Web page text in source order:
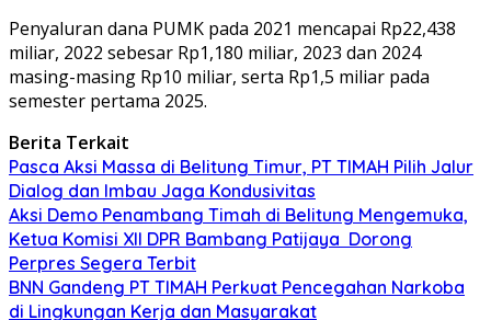
Penyaluran dana PUMK pada 2021 mencapai Rp22,438
miliar, 2022 sebesar Rp1,180 miliar, 2023 dan 2024
masing-masing Rp10 miliar, serta Rp1,5 miliar pada
semester pertama 2025.
Berita Terkait
Pasca Aksi Massa di Belitung Timur, PT TIMAH Pilih Jalur
Dialog dan Imbau Jaga Kondusivitas
Aksi Demo Penambang Timah di Belitung Mengemuka,
Ketua Komisi XII DPR Bambang Patijaya Dorong
Perpres Segera Terbit
BNN Gandeng PT TIMAH Perkuat Pencegahan Narkoba
di Lingkungan Kerja dan Masyarakat